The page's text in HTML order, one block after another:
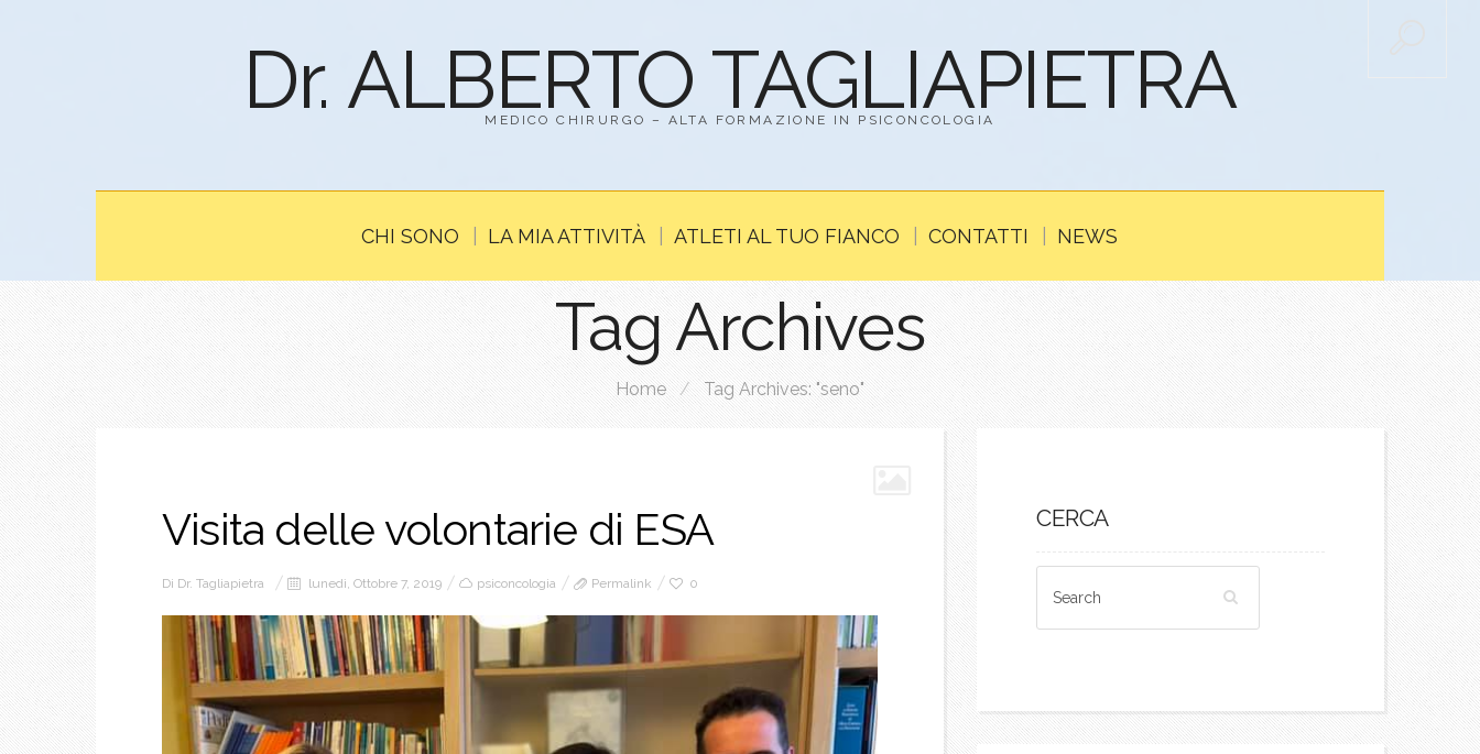
Dr. ALBERTO TAGLIAPIETRA
MEDICO CHIRURGO – ALTA FORMAZIONE IN PSICONCOLOGIA
CHI SONO LA MIA ATTIVITÀ ATLETI AL TUO FIANCO CONTATTI NEWS
Tag Archives
Home / Tag Archives: "seno"
Visita delle volontarie di ESA
Di Dr. Tagliapietra lunedì, Ottobre 7, 2019 psiconcologia Permalink 0
CERCA